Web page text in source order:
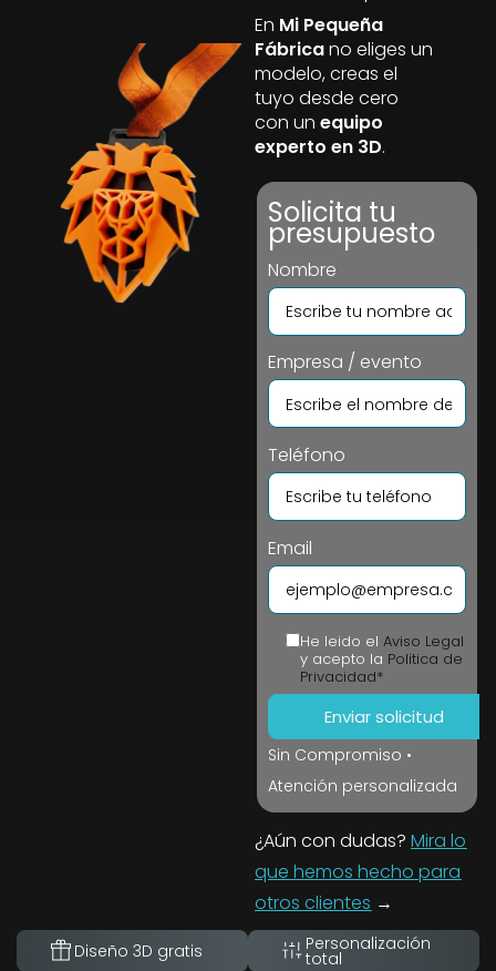
En Mi Pequeña
Fábricano eliges un
modelo, creas el
tuyo desde cero
con unequipo
experto en 3D.
Solicita tu
presupuesto
Nombre
Empresa / evento
Teléfono
Email
He leido elAviso Legal
y acepto la Politica de
Privacidad*
Sin Compromiso •
Atención personalizada
¿Aún con dudas?Mira lo
que hemos hecho para
otros clientes →
Diseño 3D gratis Personalización
total